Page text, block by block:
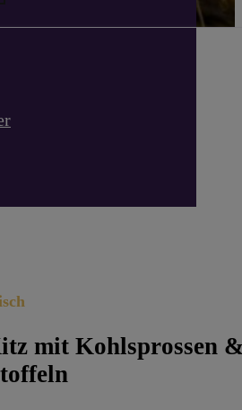
mit Kohlsprossen